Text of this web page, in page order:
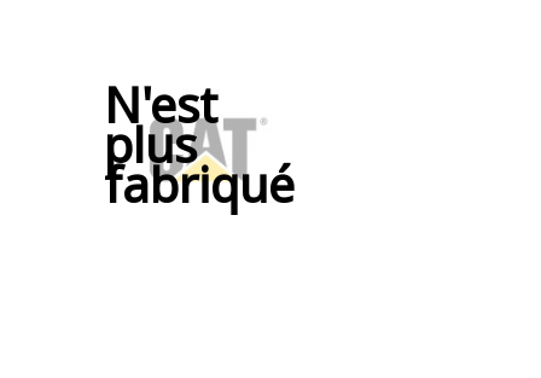
N'est
plus
fabriqué